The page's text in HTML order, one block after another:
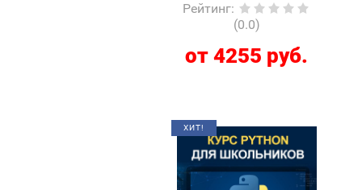
Рейтинг:
(0.0)
от 4255 руб.
ХИТ!